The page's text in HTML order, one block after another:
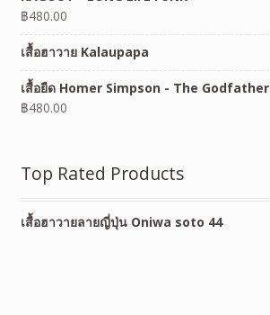
฿480.00
เสื้อฮาวาย Kalaupapa
เสื้อยืด Homer Simpson - The Godfather
฿480.00
Top Rated Products
เสื้อฮาวายลายญี่ปุ่น Oniwa soto 44